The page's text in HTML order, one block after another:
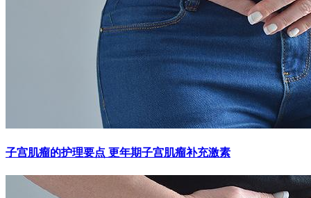
子宫肌瘤的护理要点 更年期子宫肌瘤补充激素